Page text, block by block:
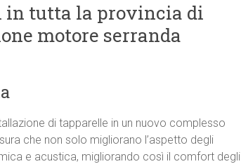
in tutta la provincia di
motore serranda
di tapparelle in un nuovo complesso
che non solo migliorano l’aspetto degli
e acustica, migliorando così il comfort degli